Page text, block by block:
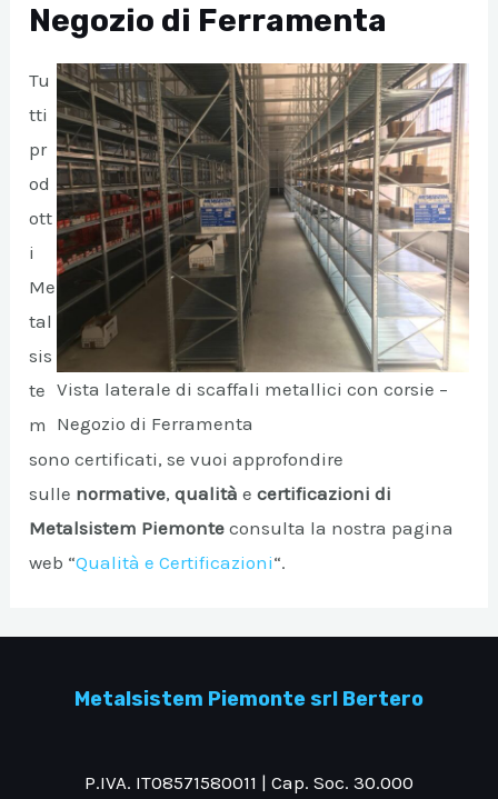
Negozio di Ferramenta
Vista laterale di scaffali metallici con corsie –
Negozio di Ferramenta
Tu
tti
pr
od
ott
i
Me
tal
sis
te
m
sono certificati, se vuoi approfondire
sulle normative, qualitàecertificazioni di
Metalsistem Piemonte consulta la nostra pagina
web “Qualità e Certificazioni“.
Metalsistem Piemonte srl Bertero
P.IVA. IT08571580011 | Cap. Soc. 30.000